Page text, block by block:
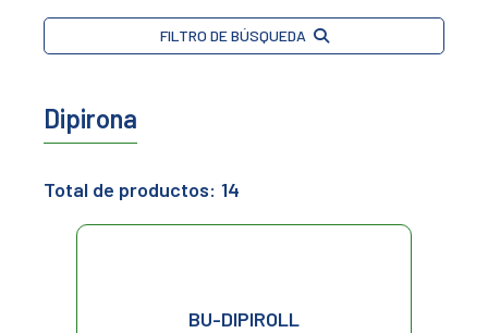
FILTRO DE BÚSQUEDA
Dipirona
Total de productos: 14
BU-DIPIROLL